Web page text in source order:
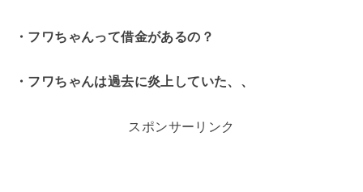
・フワちゃんって借金があるの？
・フワちゃんは過去に炎上していた、、
スポンサーリンク